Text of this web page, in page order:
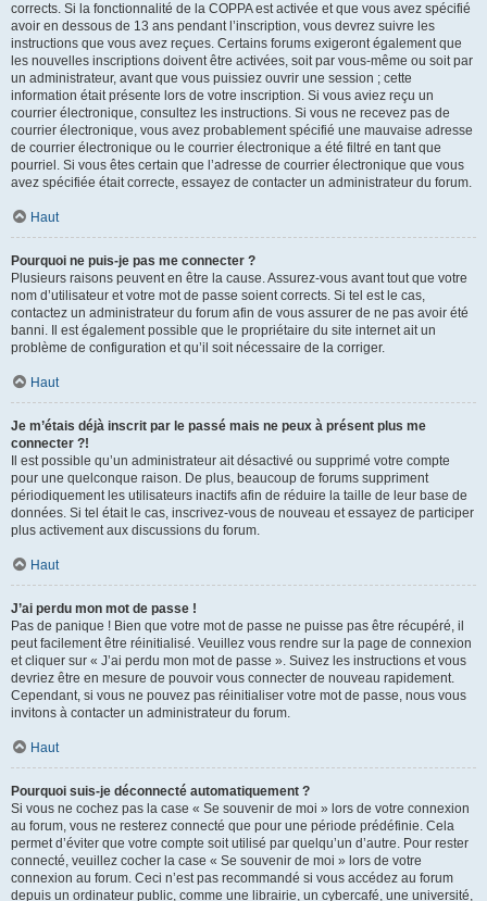
corrects. Si la fonctionnalité de la COPPA est activée et que vous avez spécifié
avoir en dessous de 13 ans pendant l’inscription, vous devrez suivre les
instructions que vous avez reçues. Certains forums exigeront également que
les nouvelles inscriptions doivent être activées, soit par vous-même ou soit par
un administrateur, avant que vous puissiez ouvrir une session ; cette
information était présente lors de votre inscription. Si vous aviez reçu un
courrier électronique, consultez les instructions. Si vous ne recevez pas de
courrier électronique, vous avez probablement spécifié une mauvaise adresse
de courrier électronique ou le courrier électronique a été filtré en tant que
pourriel. Si vous êtes certain que l’adresse de courrier électronique que vous
avez spécifiée était correcte, essayez de contacter un administrateur du forum.
Haut
Pourquoi ne puis-je pas me connecter ?
Plusieurs raisons peuvent en être la cause. Assurez-vous avant tout que votre
nom d’utilisateur et votre mot de passe soient corrects. Si tel est le cas,
contactez un administrateur du forum afin de vous assurer de ne pas avoir été
banni. Il est également possible que le propriétaire du site internet ait un
problème de configuration et qu’il soit nécessaire de la corriger.
Haut
Je m’étais déjà inscrit par le passé mais ne peux à présent plus me
connecter ?!
Il est possible qu’un administrateur ait désactivé ou supprimé votre compte
pour une quelconque raison. De plus, beaucoup de forums suppriment
périodiquement les utilisateurs inactifs afin de réduire la taille de leur base de
données. Si tel était le cas, inscrivez-vous de nouveau et essayez de participer
plus activement aux discussions du forum.
Haut
J’ai perdu mon mot de passe !
Pas de panique ! Bien que votre mot de passe ne puisse pas être récupéré, il
peut facilement être réinitialisé. Veuillez vous rendre sur la page de connexion
et cliquer sur « J’ai perdu mon mot de passe ». Suivez les instructions et vous
devriez être en mesure de pouvoir vous connecter de nouveau rapidement.
Cependant, si vous ne pouvez pas réinitialiser votre mot de passe, nous vous
invitons à contacter un administrateur du forum.
Haut
Pourquoi suis-je déconnecté automatiquement ?
Si vous ne cochez pas la case « Se souvenir de moi » lors de votre connexion
au forum, vous ne resterez connecté que pour une période prédéfinie. Cela
permet d’éviter que votre compte soit utilisé par quelqu’un d’autre. Pour rester
connecté, veuillez cocher la case « Se souvenir de moi » lors de votre
connexion au forum. Ceci n’est pas recommandé si vous accédez au forum
depuis un ordinateur public, comme une librairie, un cybercafé, une université,